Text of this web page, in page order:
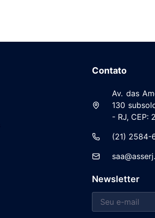
Contato
Av. das
130
- RJ, CEP:
(21) 2584-
Newsletter